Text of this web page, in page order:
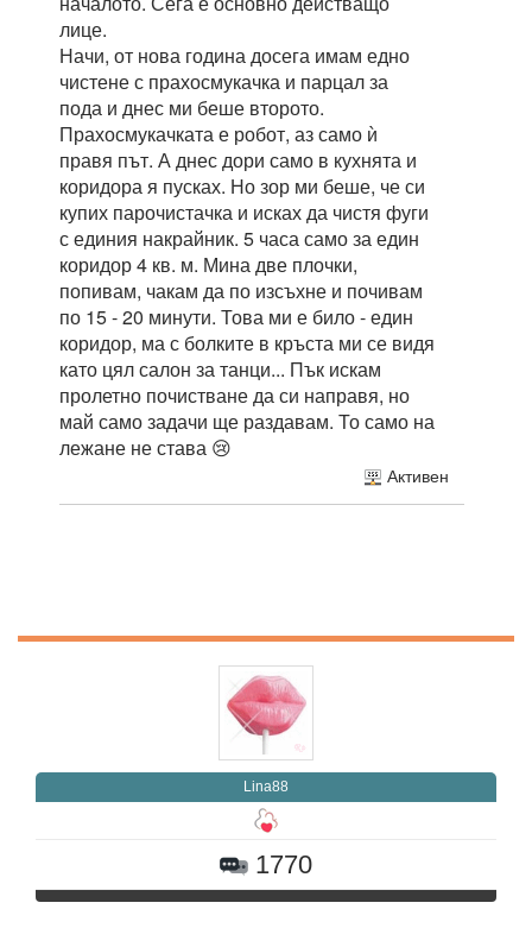
лице.
Начи, от нова година досега имам едно
чистене с прахосмукачка и парцал за
пода и днес ми беше второто.
Прахосмукачката е робот, аз само ѝ
правя път. А днес дори само в кухнята и
коридора я пусках. Но зор ми беше, че си
купих парочистачка и исках да чистя фуги
с единия накрайник. 5 часа само за един
коридор 4 кв. м. Мина две плочки,
попивам, чакам да по изсъхне и почивам
по 15 - 20 минути. Това ми е било - един
коридор, ма с болките в кръста ми се видя
като цял салон за танци... Пък искам
пролетно почистване да си направя, но
май само задачи ще раздавам. То само на
лежане не става 😢
Активен
Lina88
1770